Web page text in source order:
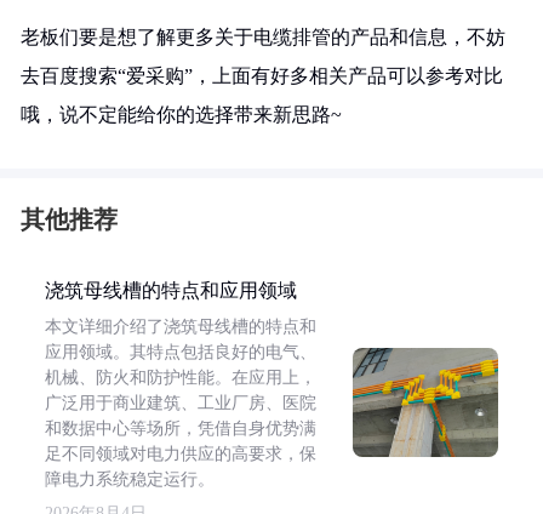
老板们要是想了解更多关于电缆排管的产品和信息，不妨
去百度搜索“爱采购”，上面有好多相关产品可以参考对比
哦，说不定能给你的选择带来新思路~
其他推荐
浇筑母线槽的特点和应用领域
本文详细介绍了浇筑母线槽的特点和
应用领域。其特点包括良好的电气、
机械、防火和防护性能。在应用上，
广泛用于商业建筑、工业厂房、医院
和数据中心等场所，凭借自身优势满
足不同领域对电力供应的高要求，保
障电力系统稳定运行。